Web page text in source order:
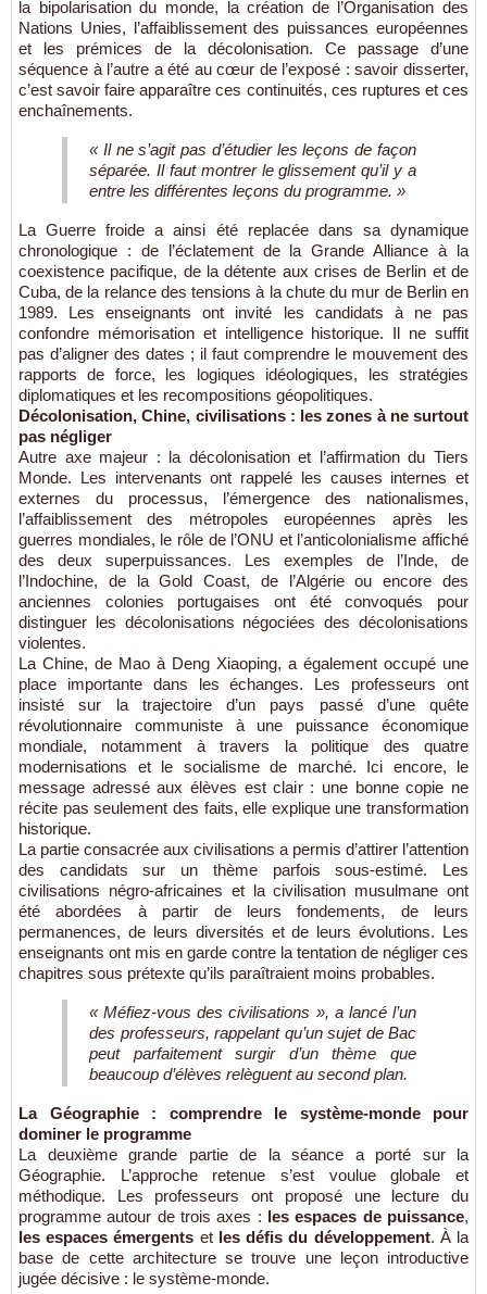
la bipolarisation du monde, la création de l’Organisation des
Nations Unies, l’affaiblissement des puissances européennes
et les prémices de la décolonisation. Ce passage d’une
séquence à l’autre a été au cœur de l’exposé : savoir disserter,
c’est savoir faire apparaître ces continuités, ces ruptures et ces
enchaînements.
« Il ne s’agit pas d’étudier les leçons de façon
séparée. Il faut montrer le glissement qu’il y a
entre les différentes leçons du programme. »
La Guerre froide a ainsi été replacée dans sa dynamique
chronologique : de l’éclatement de la Grande Alliance à la
coexistence pacifique, de la détente aux crises de Berlin et de
Cuba, de la relance des tensions à la chute du mur de Berlin en
1989. Les enseignants ont invité les candidats à ne pas
confondre mémorisation et intelligence historique. Il ne suffit
pas d’aligner des dates ; il faut comprendre le mouvement des
rapports de force, les logiques idéologiques, les stratégies
diplomatiques et les recompositions géopolitiques.
Décolonisation, Chine, civilisations : les zones à ne surtout
pas négliger
Autre axe majeur : la décolonisation et l’affirmation du Tiers
Monde. Les intervenants ont rappelé les causes internes et
externes du processus, l’émergence des nationalismes,
l’affaiblissement des métropoles européennes après les
guerres mondiales, le rôle de l’ONU et l’anticolonialisme affiché
des deux superpuissances. Les exemples de l’Inde, de
l’Indochine, de la Gold Coast, de l’Algérie ou encore des
anciennes colonies portugaises ont été convoqués pour
distinguer les décolonisations négociées des décolonisations
violentes.
La Chine, de Mao à Deng Xiaoping, a également occupé une
place importante dans les échanges. Les professeurs ont
insisté sur la trajectoire d’un pays passé d’une quête
révolutionnaire communiste à une puissance économique
mondiale, notamment à travers la politique des quatre
modernisations et le socialisme de marché. Ici encore, le
message adressé aux élèves est clair : une bonne copie ne
récite pas seulement des faits, elle explique une transformation
historique.
La partie consacrée aux civilisations a permis d’attirer l’attention
des candidats sur un thème parfois sous-estimé. Les
civilisations négro-africaines et la civilisation musulmane ont
été abordées à partir de leurs fondements, de leurs
permanences, de leurs diversités et de leurs évolutions. Les
enseignants ont mis en garde contre la tentation de négliger ces
chapitres sous prétexte qu’ils paraîtraient moins probables.
« Méfiez-vous des civilisations », a lancé l’un
des professeurs, rappelant qu’un sujet de Bac
peut parfaitement surgir d’un thème que
beaucoup d’élèves relèguent au second plan.
La Géographie : comprendre le système-monde pour
dominer le programme
La deuxième grande partie de la séance a porté sur la
Géographie. L’approche retenue s’est voulue globale et
méthodique. Les professeurs ont proposé une lecture du
programme autour de trois axes : les espaces de puissance,
les espaces émergents et les défis du développement. À la
base de cette architecture se trouve une leçon introductive
jugée décisive : le système-monde.